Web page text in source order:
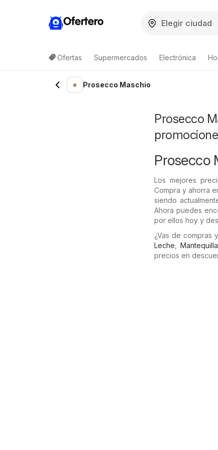
Ofertero
Ofertas Supermercados Electrónica
Prosecco Maschio
Prosecco
Prosecco
Los mejores
Compra y ahorra
siendo
Ahora puedes
por ellos hoy y
¿Vas de compras
Leche ,Mantequilla
precios en